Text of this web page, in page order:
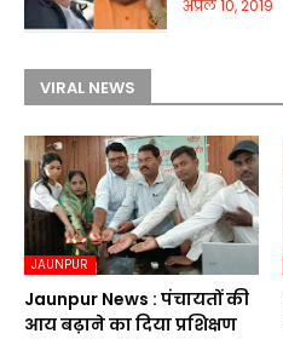
अप्रैल 10, 2019
VIRAL NEWS
JAUNPUR
Jaunpur News : पंचायतों की
आय बढ़ाने का दिया प्रशिक्षण